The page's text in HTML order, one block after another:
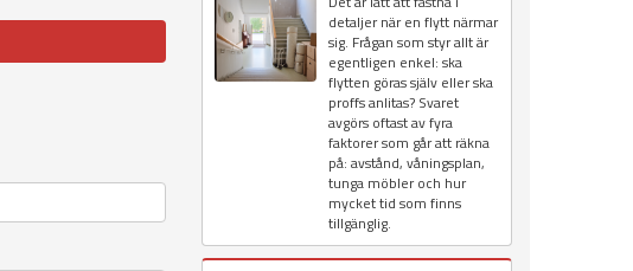
detaljer när en flytt närmar
sig. Frågan som styr allt är
egentligen enkel: ska
flytten göras själv eller ska
proffs anlitas? Svaret
avgörs oftast av fyra
faktorer som går att räkna
på: avstånd, våningsplan,
tunga möbler och hur
mycket tid som finns
tillgänglig.